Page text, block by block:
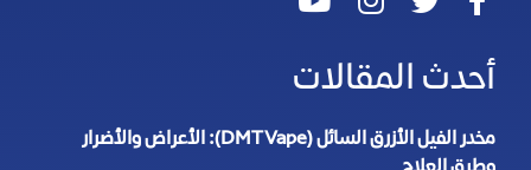
أحدث المقالات
مخدر الفيل الأزرق السائل (DMT Vape): الأعراض والأضرار